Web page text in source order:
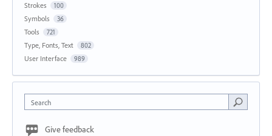
Strokes 100
Symbols 36
Tools 721
Type, Fonts, Text 802
User Interface 989
Search
Give feedback